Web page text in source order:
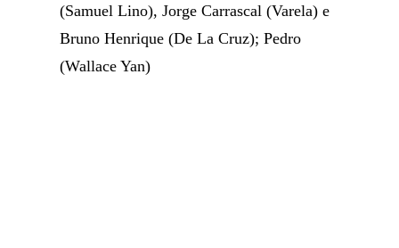
(Samuel Lino), Jorge Carrascal (Varela) e
Bruno Henrique (De La Cruz); Pedro
(Wallace Yan)